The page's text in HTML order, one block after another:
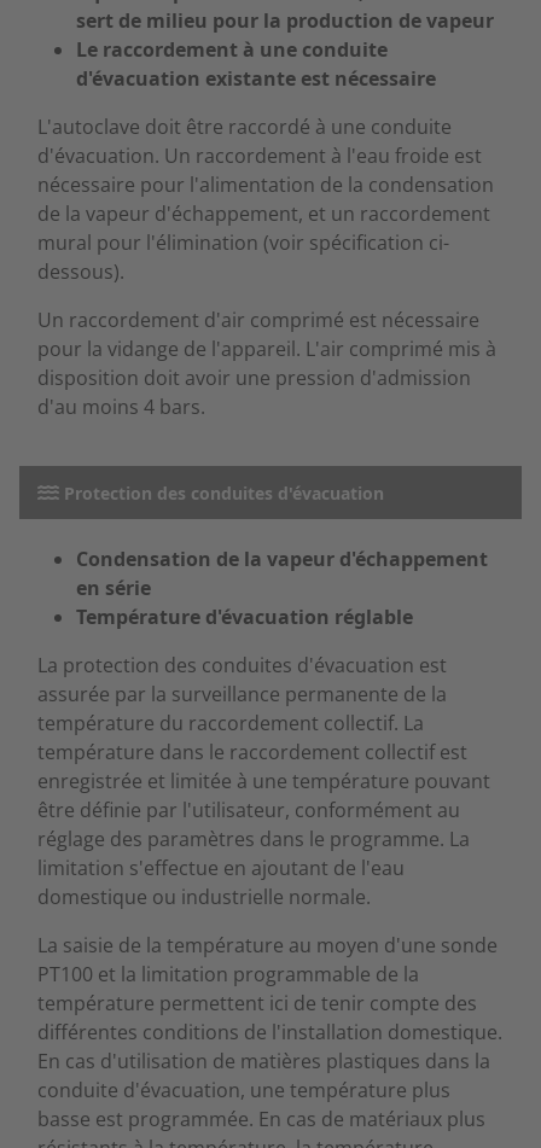
sert de milieu pour la production de vapeur
Le raccordement à une conduite
d'évacuation existante est nécessaire
L'autoclave doit être raccordé à une conduite
d'évacuation. Un raccordement à l'eau froide est
nécessaire pour l'alimentation de la condensation
de la vapeur d'échappement, et un raccordement
mural pour l'élimination (voir spécification ci-
dessous).
Un raccordement d'air comprimé est nécessaire
pour la vidange de l'appareil. L'air comprimé mis à
disposition doit avoir une pression d'admission
d'au moins 4 bars.
Protection des conduites d'évacuation
Condensation de la vapeur d'échappement
en série
Température d'évacuation réglable
La protection des conduites d'évacuation est
assurée par la surveillance permanente de la
température du raccordement collectif. La
température dans le raccordement collectif est
enregistrée et limitée à une température pouvant
être définie par l'utilisateur, conformément au
réglage des paramètres dans le programme. La
limitation s'effectue en ajoutant de l'eau
domestique ou industrielle normale.
La saisie de la température au moyen d'une sonde
PT100 et la limitation programmable de la
température permettent ici de tenir compte des
différentes conditions de l'installation domestique.
En cas d'utilisation de matières plastiques dans la
conduite d'évacuation, une température plus
basse est programmée. En cas de matériaux plus